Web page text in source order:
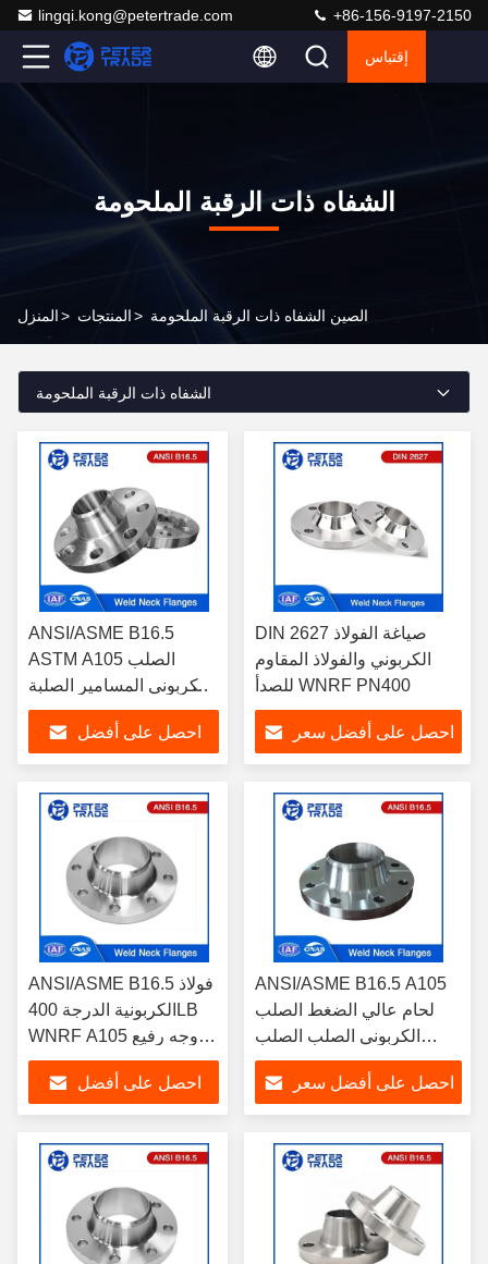
lingqi.kong@petertrade.com +86-156-9197-2150
إقتباس
الشفاه ذات الرقبة الملحومة
المنزل> المنتجات> الصين الشفاه ذات الرقبة الملحومة
الشفاه ذات الرقبة الملحومة
ANSI/ASME B16.5
ASTM A105 الصلب
الكربوني المسامير الصلبة
الصلبة الصلبة
احصل على أفضل
DIN 2627 صياغة الفولاذ
الكربوني والفولاذ المقاوم
للصدأ WNRF PN400
احصل على أفضل سعر
ANSI/ASME B16.5 فولاذ
الكربونية الدرجة 400LB
WNRF A105 وجه رفيع
RF FF
احصل على أفضل
ANSI/ASME B16.5 A105
لحام عالي الضغط الصلب
الكربوني الصلب الصلب
الصلب
احصل على أفضل سعر